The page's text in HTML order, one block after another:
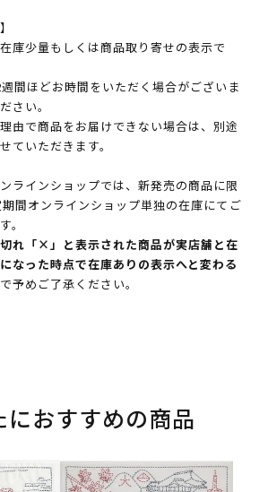
庫少量もしくは商品取り寄せの表示で
間ほどお時間をいただく場合がございま
さい。
由で商品をお届けできない場合は、別途
ていただきます。
ラインショップでは、新発売の商品に限
間オンラインショップ単独の在庫にてご
。
れ「×」と表示された商品が実店舗と在
なった時点で在庫ありの表示へと変わる
予めご了承ください。
におすすめの商品